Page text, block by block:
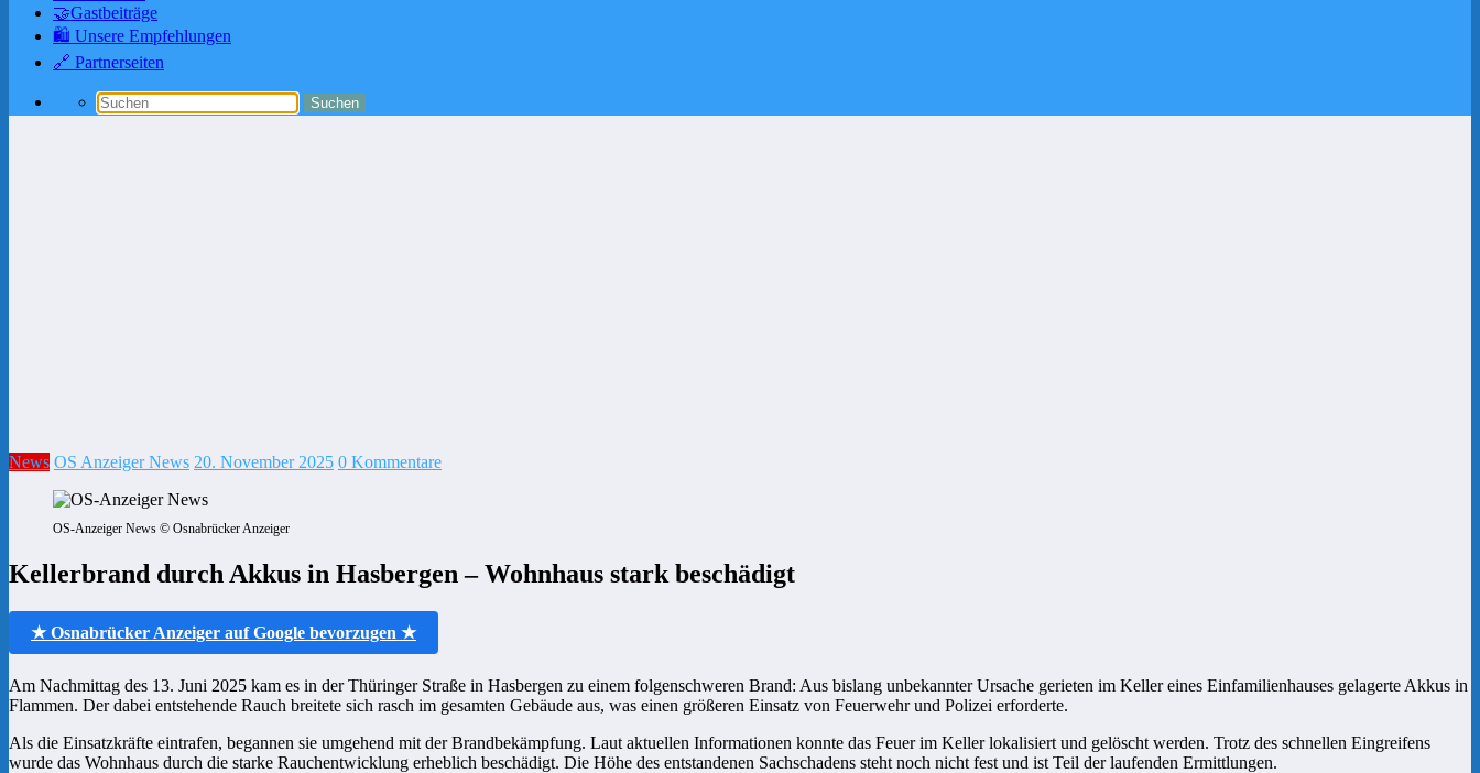
🤝Gastbeiträge
🛍️ Unsere Empfehlungen
🔗 Partnerseiten
News OS Anzeiger News 20. November 2025 0 Kommentare
OS-Anzeiger News © Osnabrücker Anzeiger
Kellerbrand durch Akkus in Hasbergen – Wohnhaus stark beschädigt
★ Osnabrücker Anzeiger auf Google bevorzugen ★
Am Nachmittag des 13. Juni 2025 kam es in der Thüringer Straße in Hasbergen zu einem folgenschweren Brand: Aus bislang unbekannter Ursache gerieten im Keller eines Einfamilienhauses gelagerte Akkus in
Flammen. Der dabei entstehende Rauch breitete sich rasch im gesamten Gebäude aus, was einen größeren Einsatz von Feuerwehr und Polizei erforderte.
Als die Einsatzkräfte eintrafen, begannen sie umgehend mit der Brandbekämpfung. Laut aktuellen Informationen konnte das Feuer im Keller lokalisiert und gelöscht werden. Trotz des schnellen Eingreifens
wurde das Wohnhaus durch die starke Rauchentwicklung erheblich beschädigt. Die Höhe des entstandenen Sachschadens steht noch nicht fest und ist Teil der laufenden Ermittlungen.